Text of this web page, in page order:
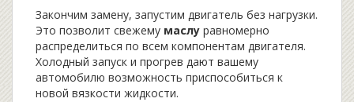
Закончим замену, запустим двигатель без нагрузки.
Это позволит свежему маслу равномерно
распределиться по всем компонентам двигателя.
Холодный запуск и прогрев дают вашему
автомобилю возможность приспособиться к
новой вязкости жидкости.